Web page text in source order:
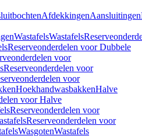
AfdekkingenAansluitingen
WastafelsWastafels
Reserveonderdelen voor Dubbele
voor
Reserveonderdelen voor
voor
HoekhandwasbakkenHalve
voor Halve
Reserveonderdelen voor
Reserveonderdelen voor
WasgotenWastafels